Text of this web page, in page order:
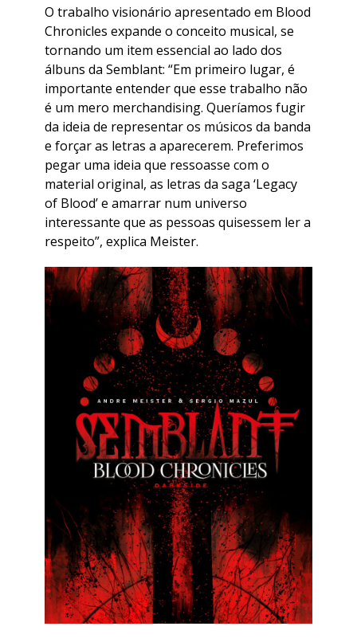
O trabalho visionário apresentado em Blood
Chronicles expande o conceito musical, se
tornando um item essencial ao lado dos
álbuns da Semblant: “Em primeiro lugar, é
importante entender que esse trabalho não
é um mero merchandising. Queríamos fugir
da ideia de representar os músicos da banda
e forçar as letras a aparecerem. Preferimos
pegar uma ideia que ressoasse com o
material original, as letras da saga ‘Legacy
of Blood’ e amarrar num universo
interessante que as pessoas quisessem ler a
respeito”, explica Meister.